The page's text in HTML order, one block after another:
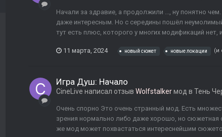
Начали за здравие, а продолжили ..., ну понятно
даже интересным. Но с середины пошёл
тут есть плюс, которого у многих модификаций нет,
11 марта, 2024 новый сюжет новые локации (и
Игра Душ: Начало
CineLive написал отзыв Wolfstalkerмод в Тень
Очень спорно Это очень странный мод. Есть
зрения нормально либо даже хорошо, но сюжетная
же мод может похвастаться интереснейшим